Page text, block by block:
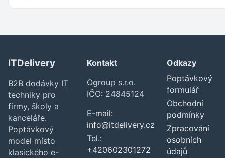
ITDelivery
B2B dodávky IT
techniky pro
firmy, školy a
kanceláře.
Poptávkový
model místo
klasického e-
Kontakt
Ogroup s.r.o.
IČO: 24845124
E-mail:
info@itdelivery.cz
Tel.:
+420602301272
Odkazy
Poptávkový
formulář
Obchodní
podmínky
Zpracování
osobních
údajů